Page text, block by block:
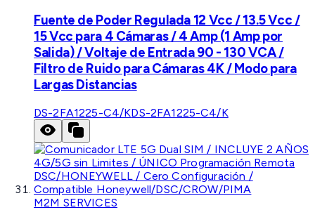
Fuente de Poder Regulada 12 Vcc / 13.5 Vcc /
15 Vcc para 4 Cámaras / 4 Amp (1 Amp por
Salida) / Voltaje de Entrada 90 - 130 VCA /
Filtro de Ruido para Cámaras 4K / Modo para
Largas Distancias
DS-2FA1225-C4/KDS-2FA1225-C4/K
M2M SERVICES